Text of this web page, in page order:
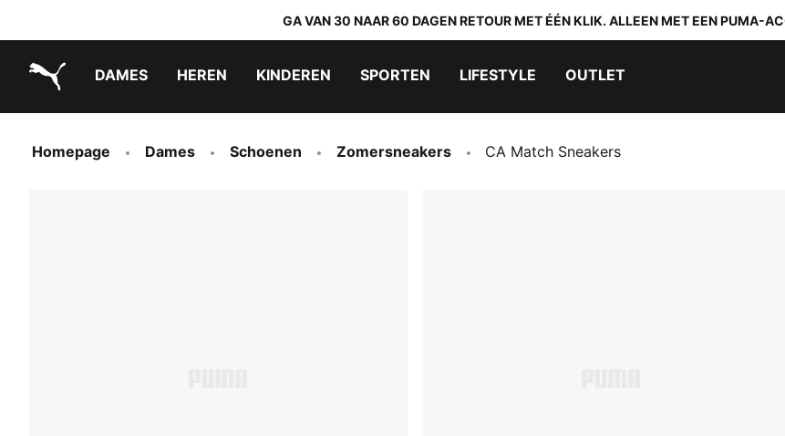
GA VAN 30 NAAR 60 DAGEN RETOUR MET ÉÉN KLIK. ALLEEN MET EEN PUMA-
DAMES HEREN KINDEREN SPORTEN LIFESTYLE OUTLET
Homepage Dames Schoenen Zomersneakers CA Match Sneakers